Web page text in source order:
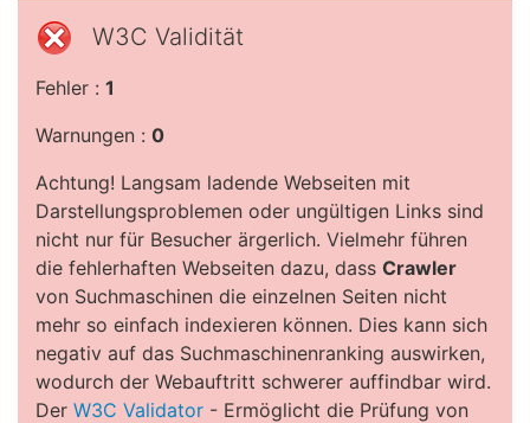
W3C Validität
Fehler : 1
Warnungen : 0
Achtung! Langsam ladende Webseiten mit
Darstellungsproblemen oder ungültigen Links sind
nicht nur für Besucher ärgerlich. Vielmehr führen
die fehlerhaften Webseiten dazu, dass Crawler
von Suchmaschinen die einzelnen Seiten nicht
mehr so einfach indexieren können. Dies kann sich
negativ auf das Suchmaschinenranking auswirken,
wodurch der Webauftritt schwerer auffindbar wird.
Der W3C Validator - Ermöglicht die Prüfung von